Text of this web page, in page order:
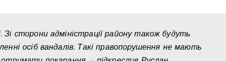
сторони адміністрації району також будуть
осіб вандалів. Такі правопорушення не мають